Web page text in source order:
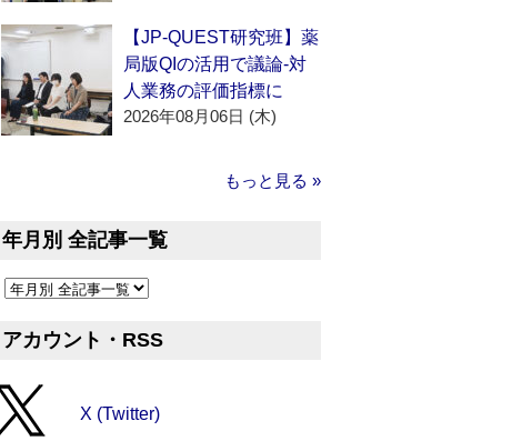
【JP-QUEST研究班】薬
局版QIの活用で議論‐対
人業務の評価指標に
2026年08月06日 (木)
もっと見る »
年月別 全記事一覧
アカウント・RSS
X (Twitter)